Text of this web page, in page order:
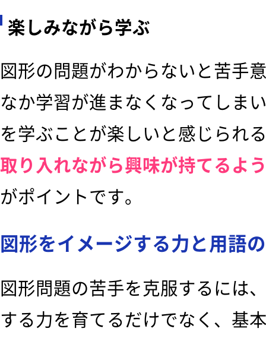
楽しみながら学ぶ
図形の問題がわからないと苦手
なか学習が進まなくなってしま
を学ぶことが楽しいと感じられ
取り入れながら興味が持てるよ
がポイントです。
図形をイメージする力と用語
図形問題の苦手を克服するには
する力を育てるだけでなく、基